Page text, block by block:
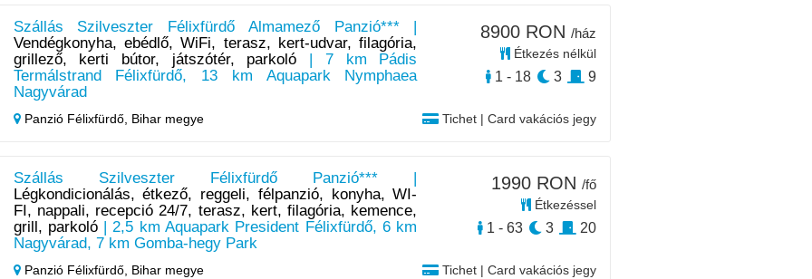
Szállás Szilveszter Félixfürdő Almamező Panzió*** |
Vendégkonyha, ebédlő, WiFi, terasz, kert-udvar, filagória,
grillező, kerti bútor, játszótér, parkoló | 7 km Pádis
Termálstrand Félixfürdő, 13 km Aquapark Nymphaea
Nagyvárad
Panzió Félixfürdő, Bihar megye Tichet | Card vakációs jegy
8900 RON /ház
Étkezés nélkül
1 - 18 3 9
Szállás Szilveszter Félixfürdő Panzió*** |
Légkondicionálás, étkező, reggeli, félpanzió, konyha, WI-
FI, nappali, recepció 24/7, terasz, kert, filagória, kemence,
grill, parkoló| 2,5 km Aquapark President Félixfürdő, 6 km
Nagyvárad, 7 km Gomba-hegy Park
Panzió Félixfürdő, Bihar megye Tichet | Card vakációs jegy
1990 RON /fő
Étkezéssel
1 - 63 3 20